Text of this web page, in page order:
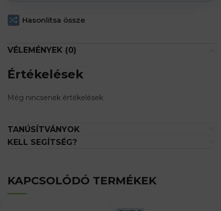
Hasonlítsa össze
VÉLEMÉNYEK (0)
Értékelések
Még nincsenek értékelések.
TANÚSÍTVÁNYOK
KELL SEGÍTSÉG?
KAPCSOLÓDÓ TERMÉKEK